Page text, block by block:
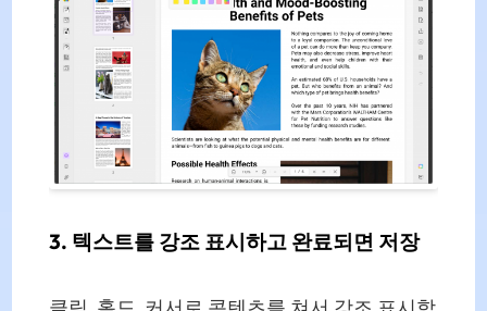
3. 텍스트를 강조 표시하고 완료되면 저장